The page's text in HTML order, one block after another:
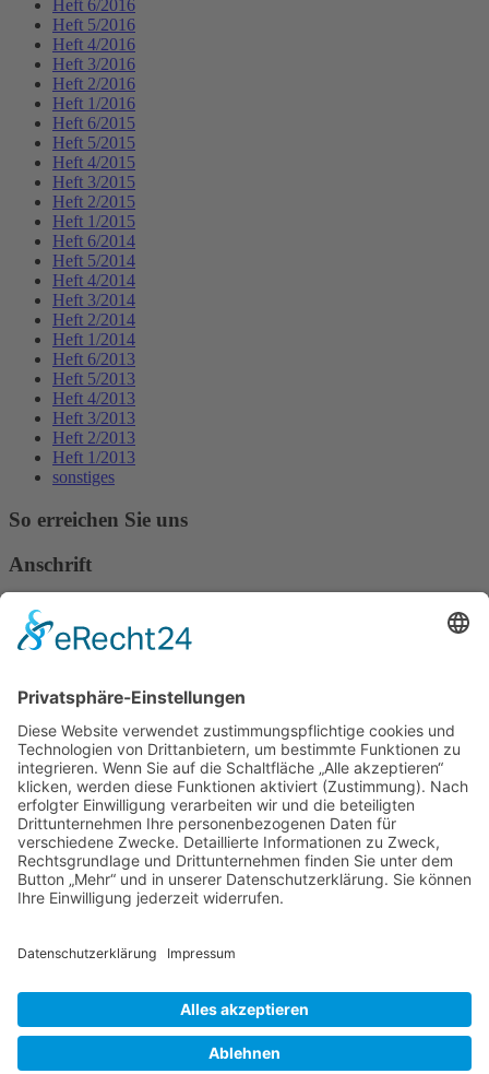
Heft 6/2016
Heft 5/2016
Heft 4/2016
Heft 3/2016
Heft 2/2016
Heft 1/2016
Heft 6/2015
Heft 5/2015
Heft 4/2015
Heft 3/2015
Heft 2/2015
Heft 1/2015
Heft 6/2014
Heft 5/2014
Heft 4/2014
Heft 3/2014
Heft 2/2014
Heft 1/2014
Heft 6/2013
Heft 5/2013
Heft 4/2013
Heft 3/2013
Heft 2/2013
Heft 1/2013
sonstiges
So erreichen Sie uns
Anschrift
Verband Deutscher Tierheilpraktiker e.V.
Verbandsverwaltung
Am Rosenbraken 12
E-Mail
Diese E-Mail-Adresse ist vor Spambots geschützt! Zur Anzeige
muss JavaScript eingeschaltet sein!
Diese E-Mail-Adresse ist vor Spambots geschützt! Zur Anzeige
muss JavaScript eingeschaltet sein!
Telefon Service-Team
Tel: 0261-1349 5200
Tel: 0172-546 19 20
Datenschutzerklärung
Der Gesundheitsverband für Tiertherapeuten